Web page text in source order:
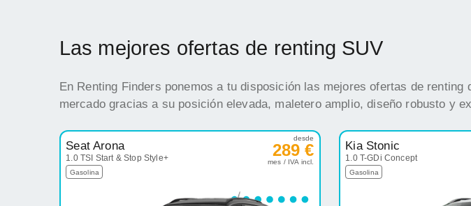
Las mejores ofertas de renting SUV
En Renting Finders ponemos a tu disposición las mejores ofertas de
mercado gracias a su posición elevada, maletero amplio, diseño robusto y
Seat Arona
1.0 TSI Start & Stop Style+
Gasolina
desde
289 €
mes / IVA incl.
Kia Stonic
1.0 T-GDi Concept
Gasolina